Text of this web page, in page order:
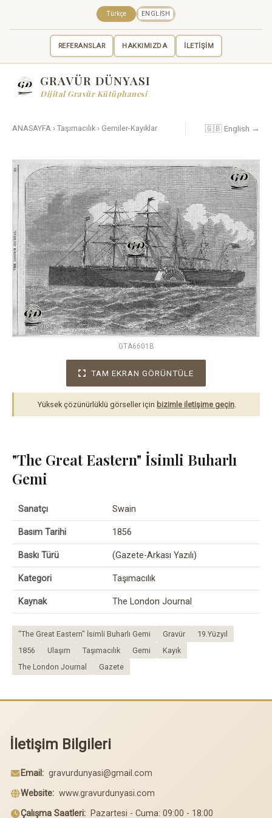
REFERANSLAR HAKKIMIZDA İLETİŞİM
Türkçe ENGLISH
GRAVÜR DÜNYASI
Dijital Gravür Kütüphanesi
ANASAYFA › Taşımacılık › Gemiler-Kayıklar 🇬🇧 English →
GTA6601B
TAM EKRAN GÖRÜNTÜLE
Yüksek çözünürlüklü görseller için bizimle iletişime geçin
"The Great Eastern" İsimli Buharlı
Gemi
Sanatçı Swain
Basım Tarihi 1856
Baskı Türü (Gazete-Arkası Yazılı)
Kategori Taşımacılık
Kaynak The London Journal
"The Great Eastern" İsimli Buharlı Gemi Gravür
19.Yüzyıl
1856
Ulaşım Taşımacılık Gemi
Kayık
The London Journal
Gazete
İletişim Bilgileri
Email: gravurdunyasi@gmail.com
Website: www.gravurdunyasi.com
Çalışma Saatleri: Pazartesi - Cuma: 09:00 - 18:00